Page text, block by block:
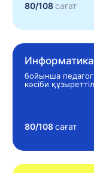
80/108сағат
Информатика
бойынша
кәсіби
80/108сағат